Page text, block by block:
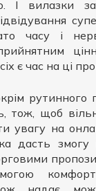
І вилазки
часу і
є час на ці
рутинного
тож, щоб
увагу на
дасть змогу